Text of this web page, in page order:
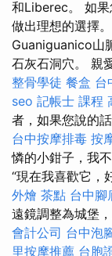
和Liberec。 如
做出理想的選擇
Guaniguanico山
石灰石洞穴。 親
整骨學徒 餐盒 台
seo 記帳士 課程
者，如果您說的
台中按摩排毒 按
憐的小鉗子，我
“現在我喜歡它，
外燴 茶點 台中腳
遠鏡調整為城堡
會計公司 台中泡
里按摩推薦 台胞